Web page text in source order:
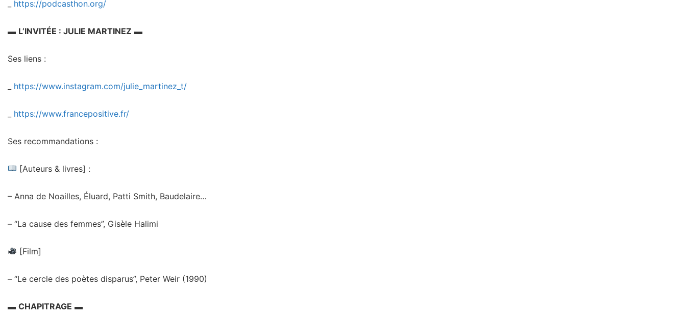
https://podcasthon.org/
▬ L’INVITÉE : JULIE MARTINEZ ▬
Ses liens :
https://www.instagram.com/julie_martinez_t/
https://www.francepositive.fr/
Ses recommandations :
[Auteurs & livres] :
– Anna de Noailles, Éluard, Patti Smith, Baudelaire…
– “La cause des femmes”, Gisèle Halimi
[Film]
– “Le cercle des poètes disparus”, Peter Weir (1990)
▬ CHAPITRAGE ▬